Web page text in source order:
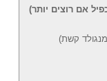
קשת)